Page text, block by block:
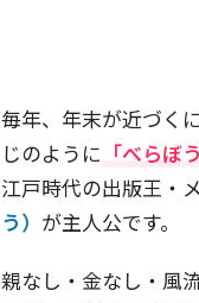
毎年、年末が近づく
じのように 「べらぼ
江戸時代の出版王・
う） が主人公です。
親なし・金なし・風